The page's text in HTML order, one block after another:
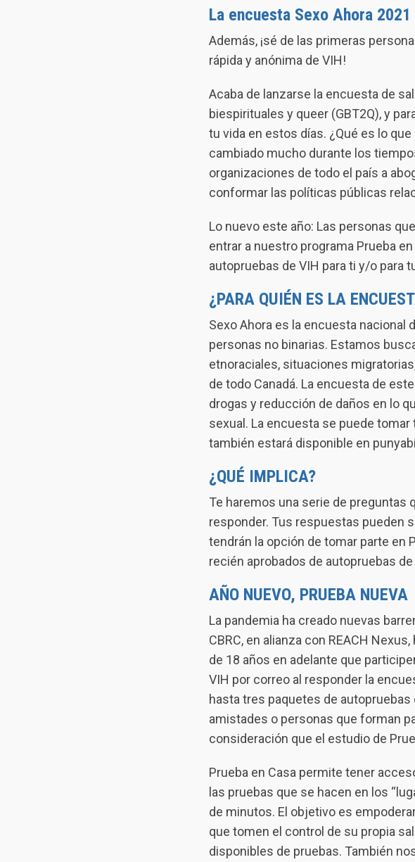
La encuesta Sexo Ahora
Además, ¡sé de las primeras
rápida y anónima de VIH!
Acaba de lanzarse la encuesta de
biespirituales y queer (GBT2Q), y
tu vida en estos días. ¿Qué es lo
cambiado mucho durante los
organizaciones de todo el país a
conformar las políticas públicas
Lo nuevo este año: Las personas
entrar a nuestro programa Prueba en
autopruebas de VIH para ti y/o para
¿PARA QUIÉN ES LA
Sexo Ahora es la encuesta nacional
personas no binarias. Estamos
etnoraciales, situaciones
de todo Canadá. La encuesta de
drogas y reducción de daños en lo
sexual. La encuesta se puede tomar
también estará disponible en
¿QUÉ IMPLICA?
Te haremos una serie de preguntas
responder. Tus respuestas pueden
tendrán la opción de tomar parte en
recién aprobados de autopruebas
AÑO NUEVO, PRUEBA NUEVA
La pandemia ha creado nuevas
CBRC, en alianza con REACH
de 18 años en adelante que
VIH por correo al responder la
hasta tres paquetes de
amistades o personas que forman
consideración que el estudio de
Prueba en Casa permite tener
las pruebas que se hacen en los
de minutos. El objetivo es
que tomen el control de su propia
disponibles de pruebas. También